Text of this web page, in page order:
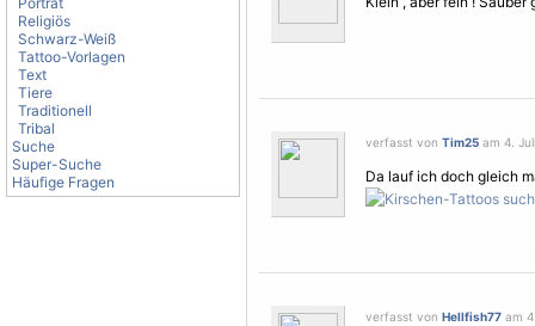
Religiös
Schwarz-Weiß
Tattoo-Vorlagen
Text
Tiere
Traditionell
Tribal
Suche
Super-Suche
Häufige Fragen
verfasst von Tim25 am 4.
Da lauf ich doch gleich
verfasst von Hellfish77 am